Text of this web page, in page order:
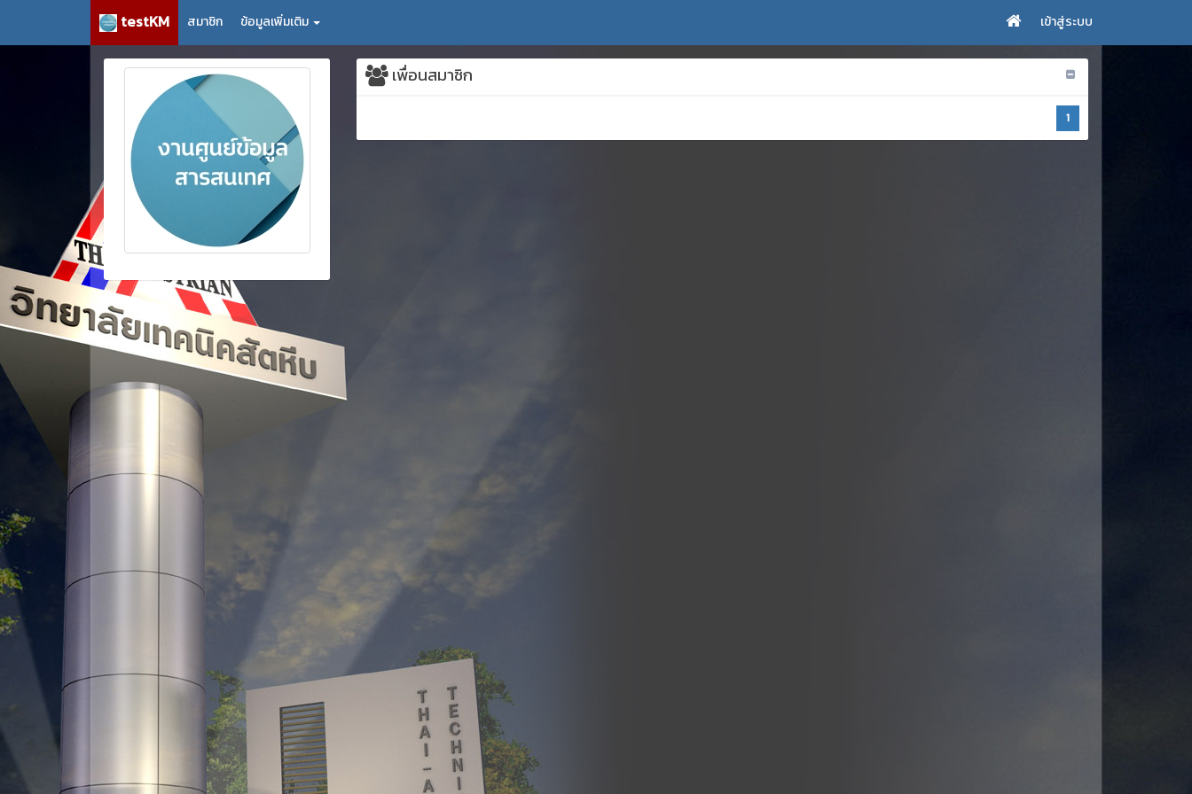
testKM สมาชิก ข้อมูลเพิ่มเติม เข้าสู่ระบบ
เพื่อนสมาชิก
1